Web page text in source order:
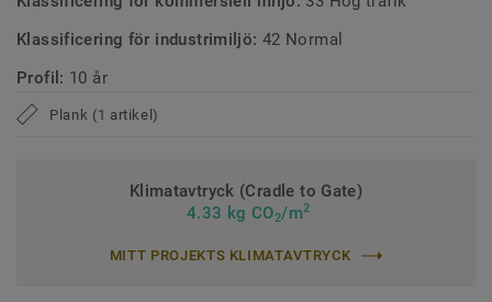
Klassificering för industrimiljö: 42 Normal
Profil: 10 år
Plank (1 artikel)
Klimatavtryck (Cradle to Gate)
4.33 kg CO2/m2
MITT PROJEKTS KLIMATAVTRYCK